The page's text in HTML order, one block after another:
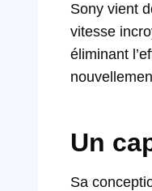
Sony vient
vitesse
éliminant
Un
Sa